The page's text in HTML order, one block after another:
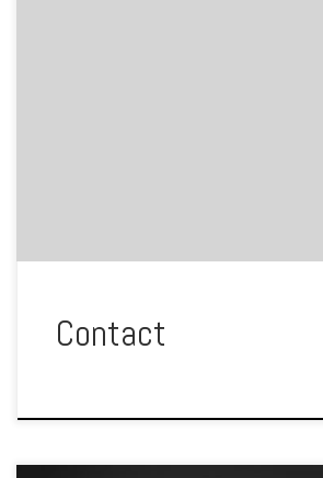
Contact